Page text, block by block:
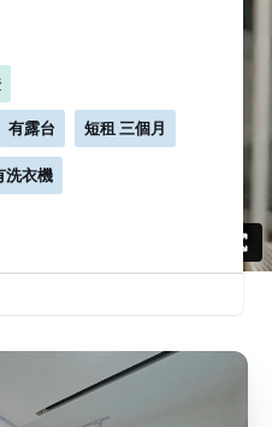
有露台 短租 三個月
洗衣機